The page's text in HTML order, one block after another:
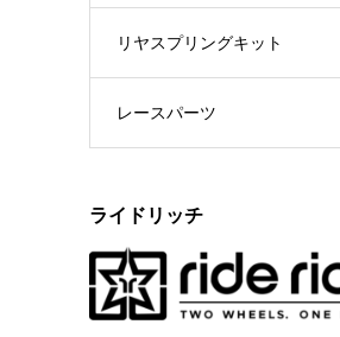
リヤスプリングキット
レースパーツ
ライドリッチ